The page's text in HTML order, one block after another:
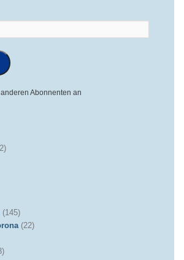
Abonnenten an
(145)
(22)